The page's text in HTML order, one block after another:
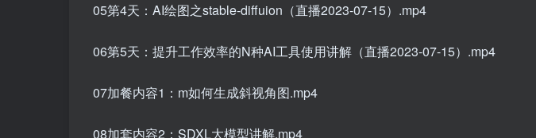
05第4天：AI绘图之stable-diffuion（直播2023-07-15）.mp4
06第5天：提升工作效率的N种AI工具使用讲解（直播2023-07-15）.mp4
07加餐内容1：m如何生成斜视角图.mp4
08加套内容2：SDXL大模型讲解.mp4